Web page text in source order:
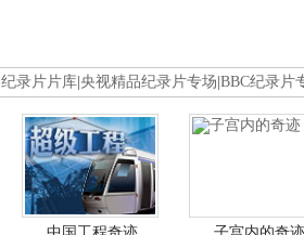
纪录片片库 央视精品纪录片专场 BBC纪录片